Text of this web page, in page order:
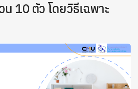
10 ตัว โดยวิธีเฉพาะ